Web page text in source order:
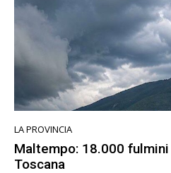
LA PROVINCIA
Maltempo: 18.000
Toscana